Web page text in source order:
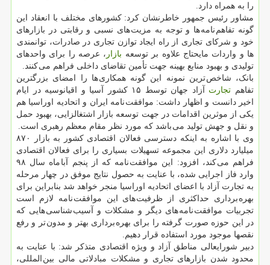
را به همراه دارد.
مشاور رئیس جمهور خاطرنشان کرد: کشورهای مختلف با انعقاد این
گونه تفاهم نامه ها و توجه به مزیت های نسبی و رقابتی در بازارهای
خود و شرکای تجاری از راه ایجاد توازن تجاری در صادرات، توانمندی
ها و واردات مایحتاج علاوه بر توسعه بازار ، عرصه را برای واحدهای
تولیدی و بهبود منابع بهینه جهت تأمین تقاضای داخلی فراهم می کنند.
بانک، شاخص ترین نمونه این گونه همکاری ها را امضای بزرگترین
تفاهم تجارت
آزاد جهان توسط ۱۵ کشور آسیا و اقیانوسیه در ایام
اخیر دانست و اظهار داشت: موافقت نامه ایران و اتحادیه اوراسیا هم
یکی از موثرین اقدامات در جهت توسعه بازار اشتغالزایی، بهبود حمل
و نقل و جهش تولید می باشد که مورد نظر مقام معظم رهبری است.
وی با اشاره به اینکه دسترسی فعالان اقتصادی کشور به بازار ۸۷۰
میلیارد دلاری این مجموعه تسهیلات بسیاری را برای فعالان اقتصادی
فراهم می کند، افزود: این موافقت نامه که از پنجم آبا ماه سال ۹۸
وارد فاز اجرایی شده، با عنایت به حصول نتایج موفق در چهار مرحله
به تجارت آزاد با اعضای اتحادیه اوراسیا منجر خواهد شد بنابراین برای
بهره برداری حداکثری از ظرفیت های این موافقت نامه لازم است
تجربیات موافقت نامه های دیگر و مشکلات و آسیب شناسی هایی که
در این حوزه صورت گرفته را برای بهره برداری بهتر و مدون تر و رفع
نقصها موجود مورد استفاده قرار دهیم.
دبیر شورایعالی مناطق آزاد و ویژه اقتصادی متذکر شد: با عنایت به
محدود شدن بازارهای تجاری و مشکلات مبادلاتی مالی بین المللی،